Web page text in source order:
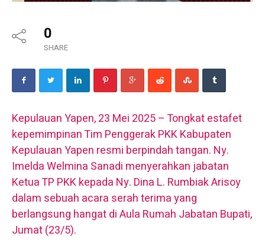
0
SHARE
Kepulauan Yapen, 23 Mei 2025 – Tongkat estafet
kepemimpinan Tim Penggerak PKK Kabupaten
Kepulauan Yapen resmi berpindah tangan. Ny.
Imelda Welmina Sanadi menyerahkan jabatan
Ketua TP PKK kepada Ny. Dina L. Rumbiak Arisoy
dalam sebuah acara serah terima yang
berlangsung hangat di Aula Rumah Jabatan Bupati,
Jumat (23/5).